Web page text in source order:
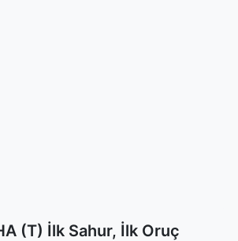
(T) İlk Sahur, İlk Oruç